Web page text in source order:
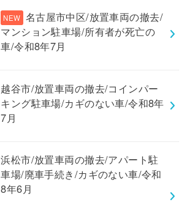
名古屋市中区/放置車両の撤去/
マンション駐車場/所有者が死亡の
車/令和8年7月
越谷市/放置車両の撤去/コインパー
キング駐車場/カギのない車/令和8年
7月
浜松市/放置車両の撤去/アパート駐
車場/廃車手続き/カギのない車/令和
8年6月